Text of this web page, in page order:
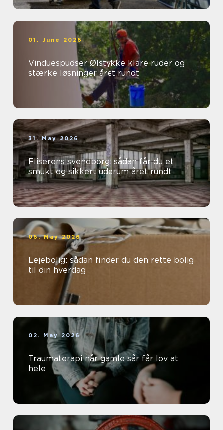
01. June 2026
Vinduespudser Ølstykke klare ruder og
stærke løsninger året rundt
31. May 2026
Fliserens svendborg: sådan får du et
smukt og sikkert uderum året rundt
06. May 2026
Lejebolig: sådan finder du den rette bolig
til din hverdag
02. May 2026
Traumaterapi når gamle sår får lov at
hele